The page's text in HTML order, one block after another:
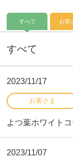
すべて お客
すべて
2023/11/17
よつ葉ホワイト
2023/11/07